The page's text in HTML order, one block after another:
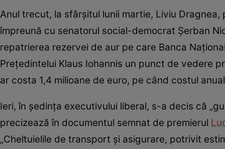
Anul trecut, la sfârșitul lunii martie, Liviu
împreună cu senatorul social-democrat Șerban
repatrierea rezervei de aur pe care Banca
Prețedintelui Klaus Iohannis un punct de vedere
ar costa 1,4 milioane de euro, pe când costul
Ieri, în ședința executivului liberal, s-a decis că
precizează în documentul semnat de premierul
„Cheltuielile de transport şi asigurare, potrivit